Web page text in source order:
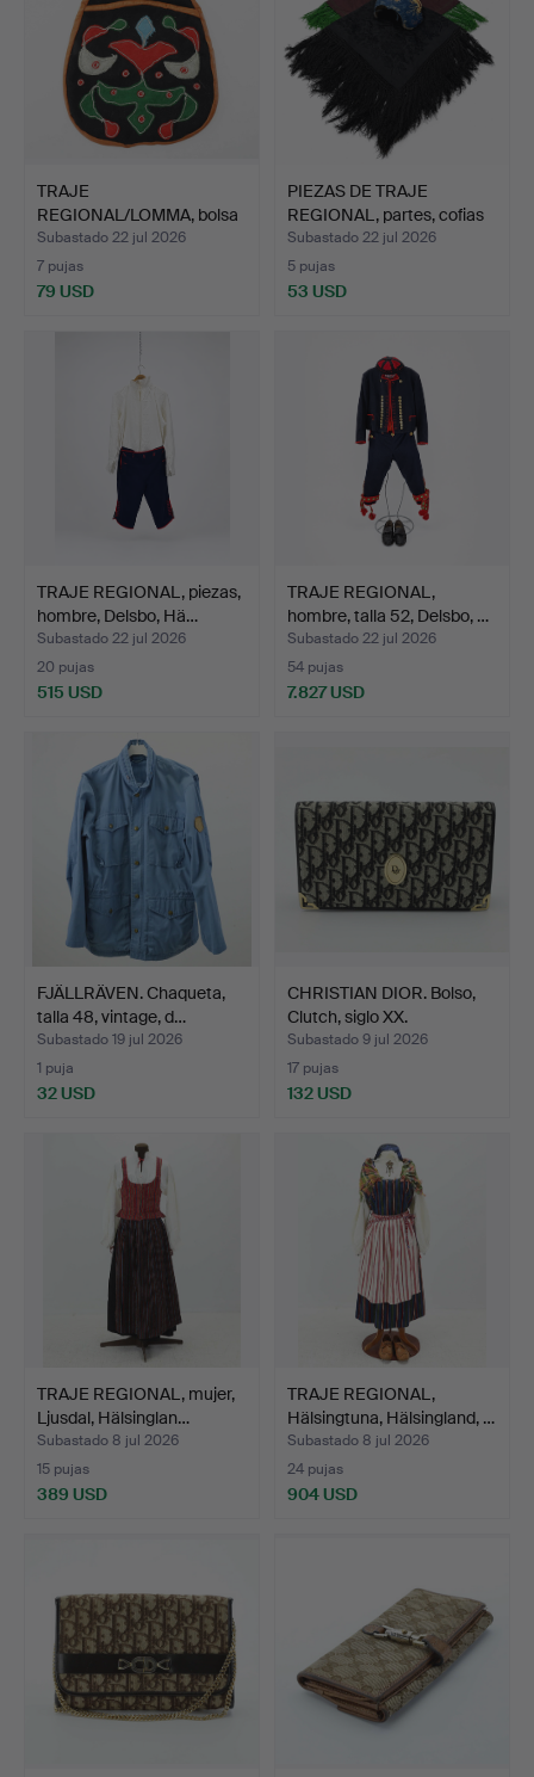
TRAJE
REGIONAL/LOMMA, bolsa
de falda, sigl…
Subastado 22 jul 2026
7 pujas
79 USD
PIEZAS DE TRAJE
REGIONAL, partes, cofias
y…
Subastado 22 jul 2026
5 pujas
53 USD
TRAJE REGIONAL, piezas,
hombre, Delsbo, Hä…
Subastado 22 jul 2026
20 pujas
515 USD
TRAJE REGIONAL,
hombre, talla 52, Delsbo, …
Subastado 22 jul 2026
54 pujas
7.827 USD
FJÄLLRÄVEN. Chaqueta,
talla 48, vintage, d…
Subastado 19 jul 2026
1 puja
32 USD
CHRISTIAN DIOR. Bolso,
Clutch, siglo XX.
Subastado 9 jul 2026
17 pujas
132 USD
TRAJE REGIONAL, mujer,
Ljusdal, Hälsinglan…
Subastado 8 jul 2026
15 pujas
389 USD
TRAJE REGIONAL,
Hälsingtuna, Hälsingland, …
Subastado 8 jul 2026
24 pujas
904 USD